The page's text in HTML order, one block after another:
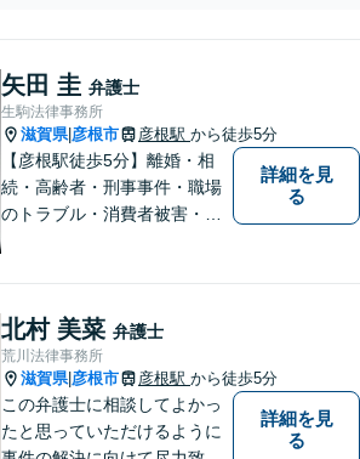
いたします。お話をし
う尽力いたします。お
早めにご相談ください
【分割払い対応可能】
矢田 圭 弁護士
生駒法律事務所
滋賀県| 彦根市 彦根駅 から徒歩5分
【彦根駅徒歩5分】離婚・相
続・高齢者・刑事事件・職場
のトラブル・消費者被害・法
詳細を見
る
北村 美菜 弁護士
荒川法律事務所
滋賀県| 彦根市 彦根駅 から徒歩5分
この弁護士に相談してよかっ
たと思っていただけるように
詳細を見
る